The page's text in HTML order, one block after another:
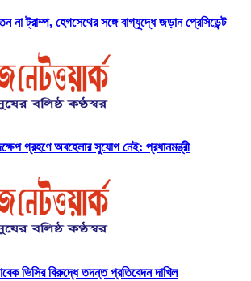
না ট্রাম্প, হেগসেথের সঙ্গে বাগ্‌যুদ্ধে জড়ান প্রেসিডেন্ট
গ্রহণে অবহেলার সুযোগ নেই: প্রধানমন্ত্রী
ভিসির বিরুদ্ধে তদন্ত প্রতিবেদন দাখিল